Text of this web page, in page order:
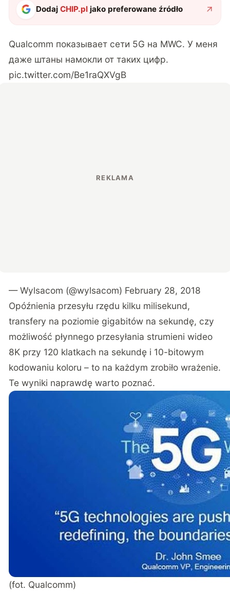
DodajCHIP.pl jako preferowane źródło
Qualcomm показывает сети 5G на MWC. У меня
даже штаны намокли от таких цифр.
pic.twitter.com/Be1raQXVgB
— Wylsacom (@wylsacom) February 28, 2018
Opóźnienia przesyłu rzędu kilku milisekund,
transfery na poziomie gigabitów na sekundę, czy
możliwość płynnego przesyłania strumieni wideo
8K przy 120 klatkach na sekundę i 10-bitowym
kodowaniu koloru – to na każdym zrobiło wrażenie.
Te wyniki naprawdę warto poznać.
(fot. Qualcomm)